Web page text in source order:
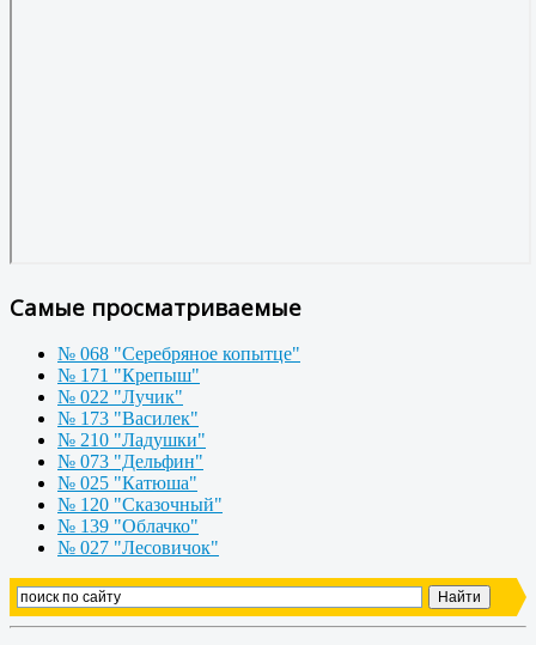
Самые просматриваемые
№ 068 "Серебряное копытце"
№ 171 "Крепыш"
№ 022 "Лучик"
№ 173 "Василек"
№ 210 "Ладушки"
№ 073 "Дельфин"
№ 025 "Катюша"
№ 120 "Сказочный"
№ 139 "Облачко"
№ 027 "Лесовичок"